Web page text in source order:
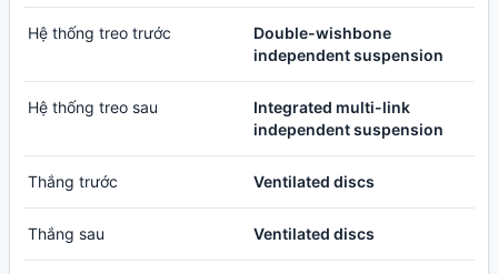
Hệ thống treo trước
Double-wishbone
independent suspension
Hệ thống treo sau
Integrated multi-link
independent suspension
Thắng trước Ventilated discs
Thắng sau Ventilated discs